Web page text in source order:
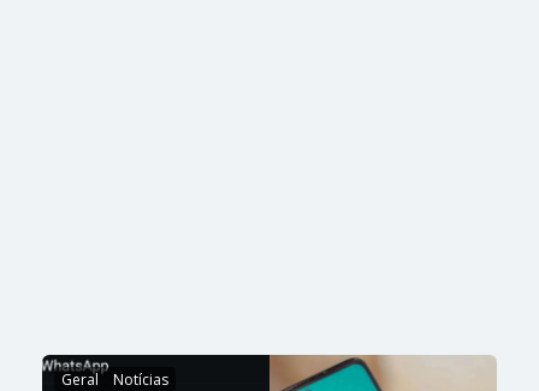
Geral Notícias